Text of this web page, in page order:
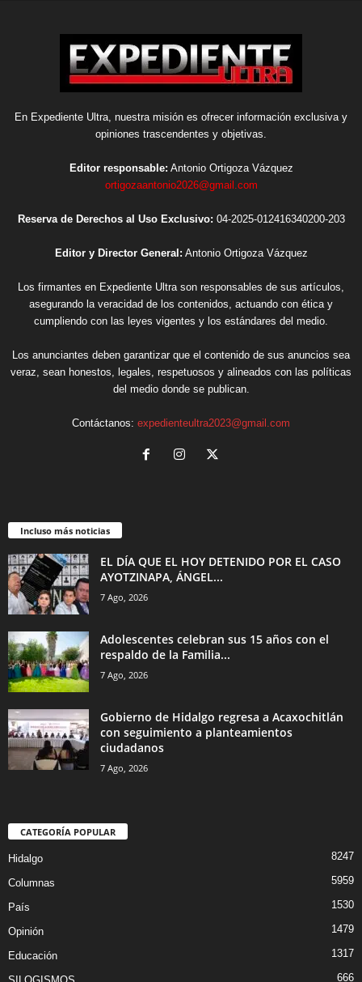
En Expediente Ultra, nuestra misión es ofrecer información exclusiva y
opiniones trascendentes y objetivas.
Editor responsable: Antonio Ortigoza Vázquez
ortigozaantonio2026@gmail.com
Reserva de Derechos al Uso Exclusivo: 04-2025-012416340200-203
Editor y Director General: Antonio Ortigoza Vázquez
Los firmantes en Expediente Ultra son responsables de sus artículos,
asegurando la veracidad de los contenidos, actuando con ética y
cumpliendo con las leyes vigentes y los estándares del medio.
Los anunciantes deben garantizar que el contenido de sus anuncios sea
veraz, sean honestos, legales, respetuosos y alineados con las políticas
del medio donde se publican.
Contáctanos: expedienteultra2023@gmail.com
Incluso más noticias
EL DÍA QUE EL HOY DETENIDO POR EL CASO
AYOTZINAPA, ÁNGEL...
7 Ago, 2026
Adolescentes celebran sus 15 años con el
respaldo de la Familia...
7 Ago, 2026
Gobierno de Hidalgo regresa a Acaxochitlán
con seguimiento a planteamientos
ciudadanos
7 Ago, 2026
CATEGORÍA POPULAR
Hidalgo 8247
Columnas 5959
País 1530
Opinión 1479
Educación 1317
666